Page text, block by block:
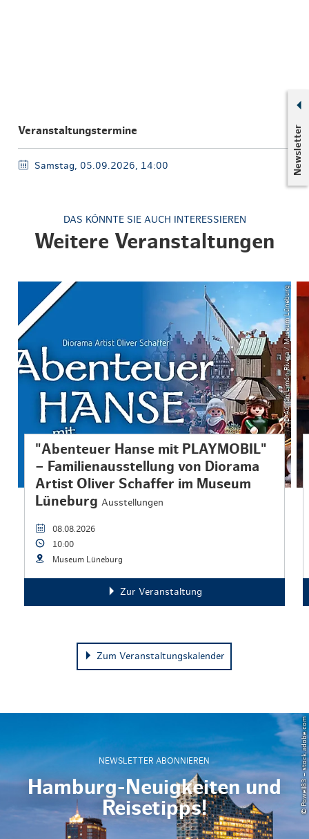
Newsletter
Veranstaltungstermine
Samstag, 05.09.2026, 14:00
DAS KÖNNTE SIE AUCH INTERESSIEREN
Weitere Veranstaltungen
© Adrián Limón Rivera / Museum Lüneburg
"Abenteuer Hanse mit PLAYMOBIL"
– Familienausstellung von Diorama
Artist Oliver Schaffer im Museum
Lüneburg Ausstellungen
08.08.2026
10:00
Museum Lüneburg
Zur Veranstaltung
Zum Veranstaltungskalender
NEWSLETTER ABONNIEREN
Hamburg-Neuigkeiten und
Reisetipps!
© Powell83 – stock.adobe.com